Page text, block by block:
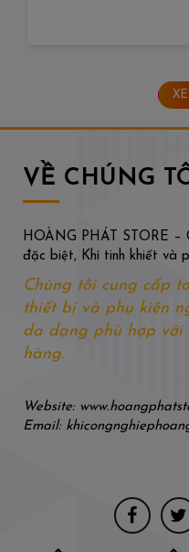
VỀ CHÚNG
HOÀNG PHÁT STORE –
đặc biệt, Khí tinh khiết và
Chúng tôi cung cấp
thiết bị và phụ kiện
da dạng phù hợp với
hàng.
Website:
Email: